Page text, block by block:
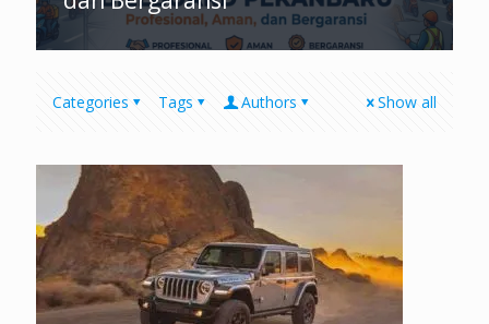
Categories Tags Authors Show all